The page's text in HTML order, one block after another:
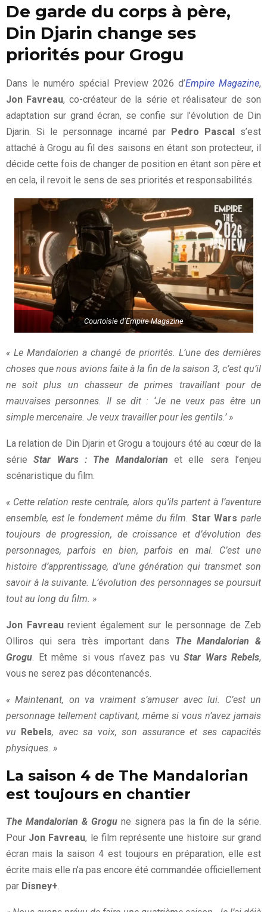
De garde du corps à père,
Din Djarin change ses
priorités pour Grogu
Dans le numéro spécial Preview 2026 d’Empire Magazine,
Jon Favreau, co-créateur de la série et réalisateur de son
adaptation sur grand écran, se confie sur l’évolution de Din
Djarin. Si le personnage incarné par Pedro Pascal s’est
attaché à Grogu au fil des saisons en étant son protecteur, il
décide cette fois de changer de position en étant son père et
en cela, il revoit le sens de ses priorités et responsabilités.
Courtoisie d’Empire Magazine
« Le Mandalorien a changé de priorités. L’une des dernières
choses que nous avions faite à la fin de la saison 3, c’est qu’il
ne soit plus un chasseur de primes travaillant pour de
mauvaises personnes. Il se dit : ‘Je ne veux pas être un
simple mercenaire. Je veux travailler pour les gentils.’ »
La relation de Din Djarin et Grogu a toujours été au cœur de la
sérieStar Wars : The Mandalorian et elle sera l’enjeu
scénaristique du film.
« Cette relation reste centrale, alors qu’ils partent à l’aventure
ensemble, est le fondement même du film. Star Wars parle
toujours de progression, de croissance et d’évolution des
personnages, parfois en bien, parfois en mal. C’est une
histoire d’apprentissage, d’une génération qui transmet son
savoir à la suivante. L’évolution des personnages se poursuit
tout au long du film. »
Jon Favreaurevient également sur le personnage de Zeb
Olliros qui sera très important dans The Mandalorian &
Grogu . Et même si vous n’avez pas vu Star Wars Rebels,
vous ne serez pas décontenancés.
« Maintenant, on va vraiment s’amuser avec lui. C’est un
personnage tellement captivant, même si vous n’avez jamais
vu Rebels, avec sa voix, son assurance et ses capacités
physiques. »
La saison 4 de The Mandalorian
est toujours en chantier
The Mandalorian & Grogu ne signera pas la fin de la série.
Pour Jon Favreau, le film représente une histoire sur grand
écran mais la saison 4 est toujours en préparation, elle est
écrite mais elle n’a pas encore été commandée officiellement
par Disney+